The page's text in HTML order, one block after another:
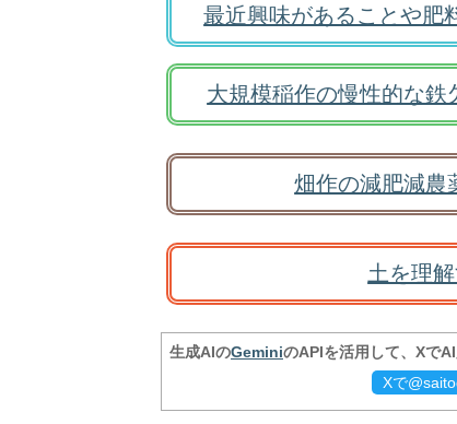
最近興味があることや肥
大規模稲作の慢性的な
畑作の減肥減農
土を理
生成AIのGeminiのAPIを活用して、Xで
Xで